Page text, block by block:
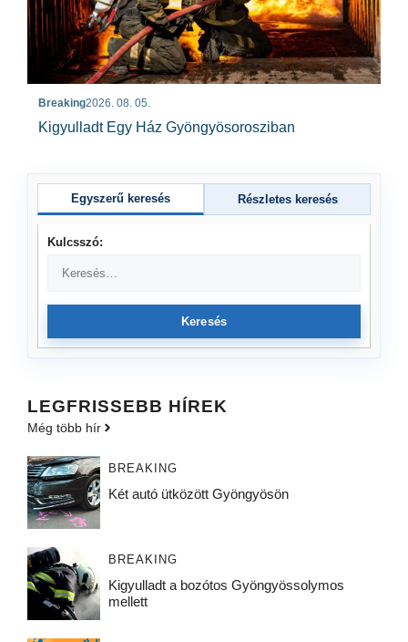
Breaking2026. 08. 05.
Kigyulladt Egy Ház Gyöngyösorosziban
Egyszerű keresés Részletes keresés
Kulcsszó:
Keresés
LEGFRISSEBB HÍREK
Még több hír
BREAKING
Két autó ütközött Gyöngyösön
BREAKING
Kigyulladt a bozótos Gyöngyössolymos
mellett